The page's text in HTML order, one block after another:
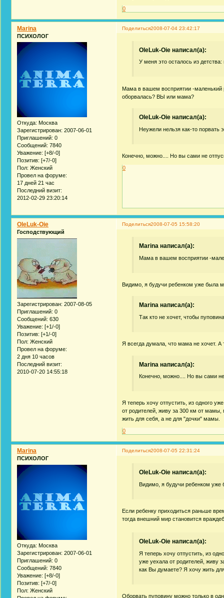
0
Поделиться2008-07-04 23:42:17
Marina
ПСИХОЛОГ
Откуда: Москва
Зарегистрирован: 2007-06-01
Приглашений: 0
Сообщений: 7840
Уважение: [+8/-0]
Позитив: [+7/-0]
Пол: Женский
Провел на форуме:
17 дней 21 час
Последний визит:
2012-02-29 23:20:14
OleLuk-Oie написал(а):
У меня это осталось из
Мама в вашем восприятии -маленький
оборвалась? ВЫ или мама?
OleLuk-Oie написал(а):
Неужели нельзя как-то порвать
Конечно, можно.... Но вы сами не
0
Поделиться2008-07-05 15:58:20
OleLuk-Oie
Господствующий
Зарегистрирован: 2007-08-05
Приглашений: 0
Сообщений: 630
Уважение: [+1/-0]
Позитив: [+1/-0]
Пол: Женский
Провел на форуме:
2 дня 10 часов
Последний визит:
2010-07-20 14:55:18
Marina написал(а):
Мама в вашем восприятии -
Видимо, я будучи ребенком уже была
Marina написал(а):
Так кто не хочет, чтобы
Я всегда думала, что мама не хочет. А
Marina написал(а):
Конечно, можно.... Но вы сами
Я теперь хочу отпустить, из одного
от родителей, живу за 300 км от
жить для себя, а не для "дочки" мамы.
0
Поделиться2008-07-05 22:31:24
Marina
ПСИХОЛОГ
Откуда: Москва
Зарегистрирован: 2007-06-01
Приглашений: 0
Сообщений: 7840
Уважение: [+8/-0]
Позитив: [+7/-0]
Пол: Женский
OleLuk-Oie написал(а):
Видимо, я будучи ребенком
Если ребенку приходиться раньше
тогда внешний мир становится
OleLuk-Oie написал(а):
Я теперь хочу отпустить, из
уже уехала от родителей, живу
как Вы думаете? Я хочу жить
Оборвать пуповину можно только в